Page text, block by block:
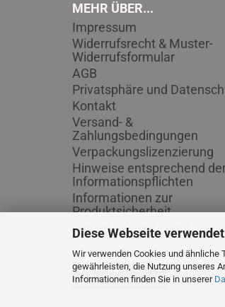
Diese Webseite
Wir verwenden Cookies und ähnliche
gewährleisten, die Nutzung unseres
Informationen finden Sie in unserer
MEHR ÜBER...
Impressum
Widerrufsrecht & Muster-
Widerrufsformular
AGB
Privatsphäre und
Kontakt
Versand- &
Zahlungsbedingungen
Verpackungslizenzierung
Hinweise entsprechend
Informationspflichten
Informationen zur
Produktsicherheit
Cookie Einstellungen
Vertrag widerrufen